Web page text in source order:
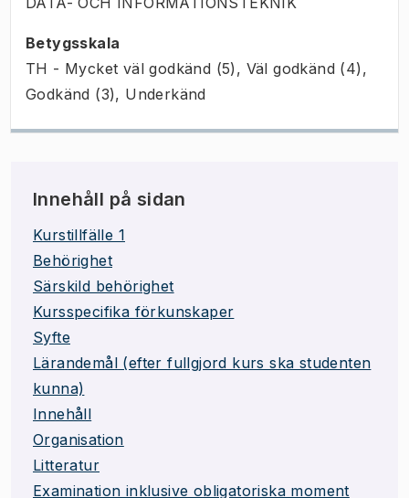
Betygsskala
TH - Mycket väl godkänd (5), Väl godkänd (4),
Godkänd (3), Underkänd
Innehåll på sidan
Kurstillfälle 1
Behörighet
Särskild behörighet
Kursspecifika förkunskaper
Syfte
Lärandemål (efter fullgjord kurs ska studenten
kunna)
Innehåll
Organisation
Litteratur
Examination inklusive obligatoriska moment